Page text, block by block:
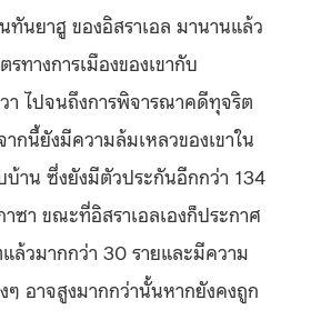
ทันยาฮู ของอิสราเอล มานานแล้ว
ทางการเมืองของเขากับ
า ไปจนถึงการพิจารณาคดีทุจริต
กนี้ยังมีความล้มเหลวของเขาใน
าน ซึ่งยังมีตัวประกันอีกกว่า 134
ซา ขณะที่อิสราเอลเองก็ประกาศ
ล้วมากกว่า 30 รายและมีความ
ๆ อาจสูงมากกว่านั้นหากยังคงถูก